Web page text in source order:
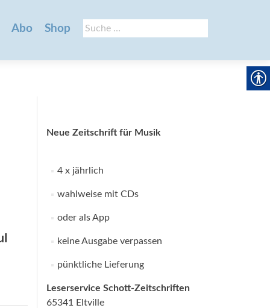
Suche
nach:
Abo Shop
Neue Zeitschrift für Musik
4 x jährlich
wahlweise mit CDs
oder als App
keine Ausgabe verpassen
pünktliche Lieferung
Leserservice Schott-Zeitschriften
65341 Eltville